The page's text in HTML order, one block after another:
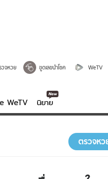
วจหวย ขูดเลขนำโชค WeTV
WeTV นิยาย
ส ความรู้
ฮาวทู
ตรวจหว